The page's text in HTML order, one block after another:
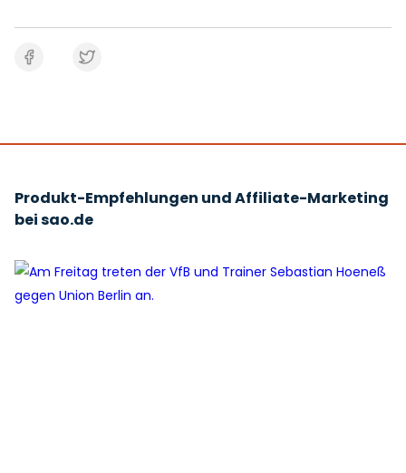
Produkt-Empfehlungen und Affiliate-Marketing
bei sao.de